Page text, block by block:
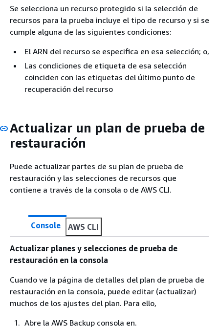
Se selecciona un recurso protegido si la selección de
recursos para la prueba incluye el tipo de recurso y si se
cumple alguna de las siguientes condiciones:
El ARN del recurso se especifica en esa selección; o,
Las condiciones de etiqueta de esa selección
coinciden con las etiquetas del último punto de
recuperación del recurso
Actualizar un plan de prueba de
restauración
Puede actualizar partes de su plan de prueba de
restauración y las selecciones de recursos que
contiene a través de la consola o de AWS CLI.
Console AWS CLI
Actualizar planes y selecciones de prueba de
restauración en la consola
Cuando ve la página de detalles del plan de prueba de
restauración en la consola, puede editar (actualizar)
muchos de los ajustes del plan. Para ello,
Abre la AWS Backup consola en.